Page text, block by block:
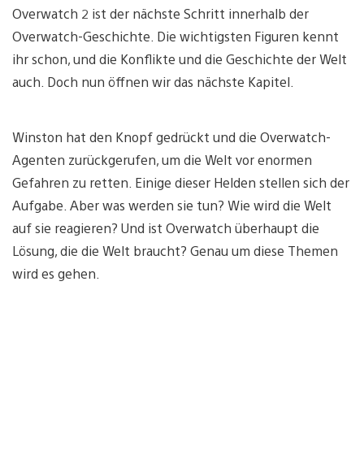
Overwatch 2 ist der nächste Schritt innerhalb der
Overwatch-Geschichte. Die wichtigsten Figuren kennt
ihr schon, und die Konflikte und die Geschichte der Welt
auch. Doch nun öffnen wir das nächste Kapitel.
Winston hat den Knopf gedrückt und die Overwatch-
Agenten zurückgerufen, um die Welt vor enormen
Gefahren zu retten. Einige dieser Helden stellen sich der
Aufgabe. Aber was werden sie tun? Wie wird die Welt
auf sie reagieren? Und ist Overwatch überhaupt die
Lösung, die die Welt braucht? Genau um diese Themen
wird es gehen.